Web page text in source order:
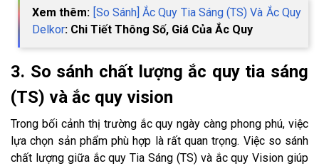
Xem thêm: [So Sánh] Ắc Quy Tia Sáng (TS) Và Ắc Quy
Delkor: Chi Tiết Thông Số, Giá Của Ắc Quy
3. So sánh chất lượng ắc quy tia sáng
(TS) và ắc quy vision
Trong bối cảnh thị trường ắc quy ngày càng phong phú, việc
lựa chọn sản phẩm phù hợp là rất quan trọng. Việc so sánh
chất lượng giữa ắc quy Tia Sáng (TS) và ắc quy Vision giúp